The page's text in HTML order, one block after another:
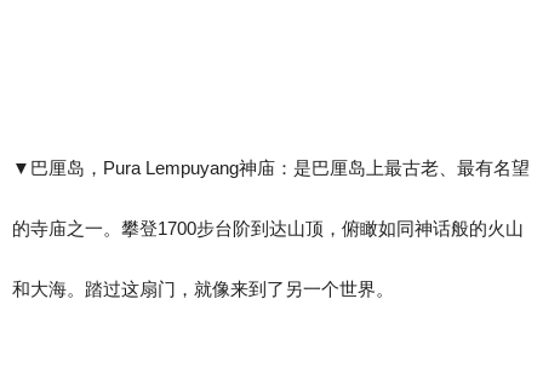
▼​巴厘岛，Pura Lempuyang神庙：是巴厘岛上最古老、最有名望
的寺庙之一。攀登1700步台阶到达山顶，俯瞰如同神话般的火山
和大海。踏过这扇门，就像来到了另一个世界。